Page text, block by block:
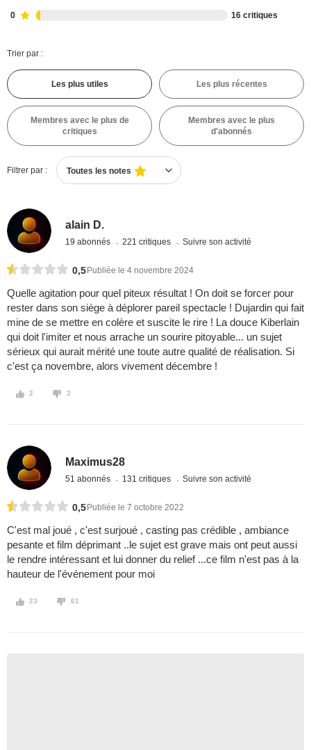
0 16 critiques
Trier par :
Les plus utiles Les plus récentes
Membres avec le plus de
critiques
Membres avec le plus
d'abonnés
Filtrer par : Toutes les notes
alain D.
19 abonnés 221 critiques Suivre son activité
0,5 Publiée le 4 novembre 2024
Quelle agitation pour quel piteux résultat ! On doit se forcer pour
rester dans son siège à déplorer pareil spectacle ! Dujardin qui fait
mine de se mettre en colère et suscite le rire ! La douce Kiberlain
qui doit l'imiter et nous arrache un sourire pitoyable... un sujet
sérieux qui aurait mérité une toute autre qualité de réalisation. Si
c'est ça novembre, alors vivement décembre !
2 2
Maximus28
51 abonnés 131 critiques Suivre son activité
0,5 Publiée le 7 octobre 2022
C'est mal joué , c'est surjoué , casting pas crédible , ambiance
pesante et film déprimant ..le sujet est grave mais ont peut aussi
le rendre intéressant et lui donner du relief ...ce film n'est pas à la
hauteur de l'événement pour moi
23 61